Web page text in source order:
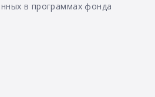
в программах фонда